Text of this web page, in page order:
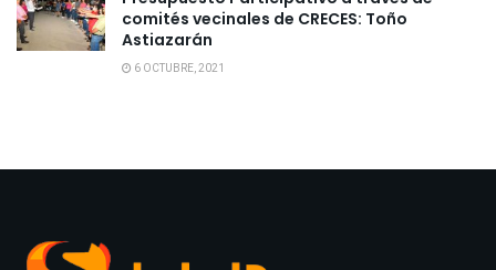
comités vecinales de CRECES: Toño
Astiazarán
6 OCTUBRE, 2021